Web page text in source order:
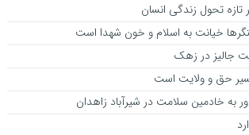
تحول زندگی انسان
خیانت به اسلام و خون شهدا است
جالیز در زهک
حق و ولایت است
به خادمین سلامت در شیرآباد زاهدان